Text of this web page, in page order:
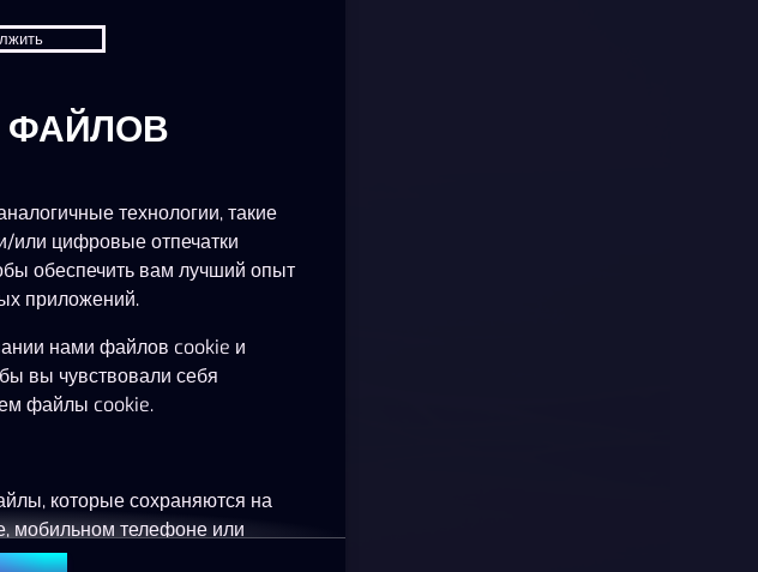
демо-версия.
играть в
ФАЙЛОВ
технологии, такие
или цифровые отпечатки
обеспечить вам лучший опыт
приложений.
нами файлов cookie и
вы чувствовали себя
файлы cookie.
которые сохраняются на
мобильном телефоне или
Размещение файлов cookie